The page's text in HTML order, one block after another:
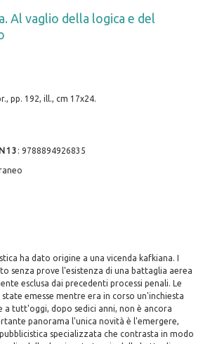
Al vaglio della logica e del
pp. 192, ill., cm 17x24.
:9788894926835
ha dato origine a una vicenda kafkiana. I
senza prove l'esistenza di una battaglia aerea
esclusa dai precedenti processi penali. Le
emesse mentre era in corso un'inchiesta
a tutt'oggi, dopo sedici anni, non è ancora
panorama l'unica novità è l'emergere,
specializzata che contrasta in modo